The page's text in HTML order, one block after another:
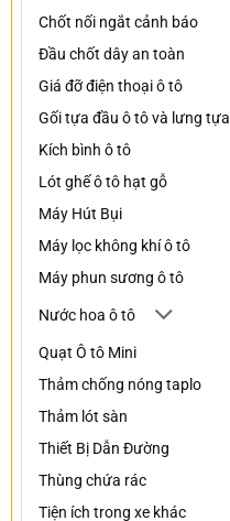
Chốt nối ngắt cảnh báo
Đầu chốt dây an toàn
Giá đỡ điện thoại ô tô
Gối tựa đầu ô tô và lưng tựa
Kích bình ô tô
Lót ghế ô tô hạt gỗ
Máy Hút Bụi
Máy lọc không khí ô tô
Máy phun sương ô tô
Nước hoa ô tô
Quạt Ô tô Mini
Thảm chống nóng taplo
Thảm lót sàn
Thiết Bị Dẫn Đường
Thùng chứa rác
Tiện ích trong xe khác